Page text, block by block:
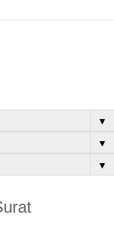
▼
▼
▼